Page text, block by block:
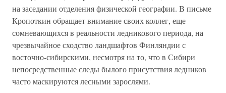
на заседании отделения физической географии. В письме
Кропоткин обращает внимание своих коллег, еще
сомневающихся в реальности ледникового периода, на
чрезвычайное сходство ландшафтов Финляндии с
восточно-сибирскими, несмотря на то, что в Сибири
непосредственные следы былого присутствия ледников
часто маскируются лесными зарослями.